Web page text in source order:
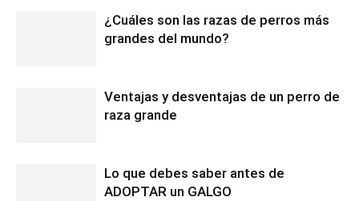
¿Cuáles son las razas de perros más
grandes del mundo?
Ventajas y desventajas de un perro de
raza grande
Lo que debes saber antes de
ADOPTAR un GALGO